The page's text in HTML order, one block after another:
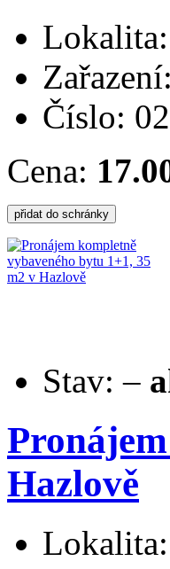
Číslo:
Cena:
Stav: –
Hazlově